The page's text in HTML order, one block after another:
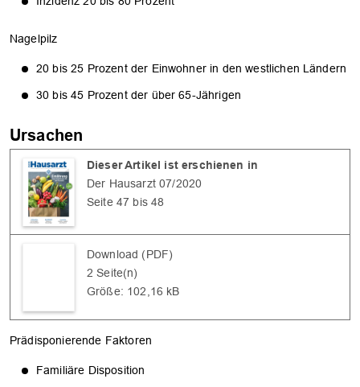
Nagelpilz
20 bis 25 Prozent der Einwohner in den westlichen Ländern
30 bis 45 Prozent der über 65-Jährigen
Ursachen
Dieser Artikel ist erschienen in
Der Hausarzt 07/2020
Seite 47 bis 48
Download (PDF)
2 Seite(n)
Größe: 102,16 kB
Prädisponierende Faktoren
Familiäre Disposition